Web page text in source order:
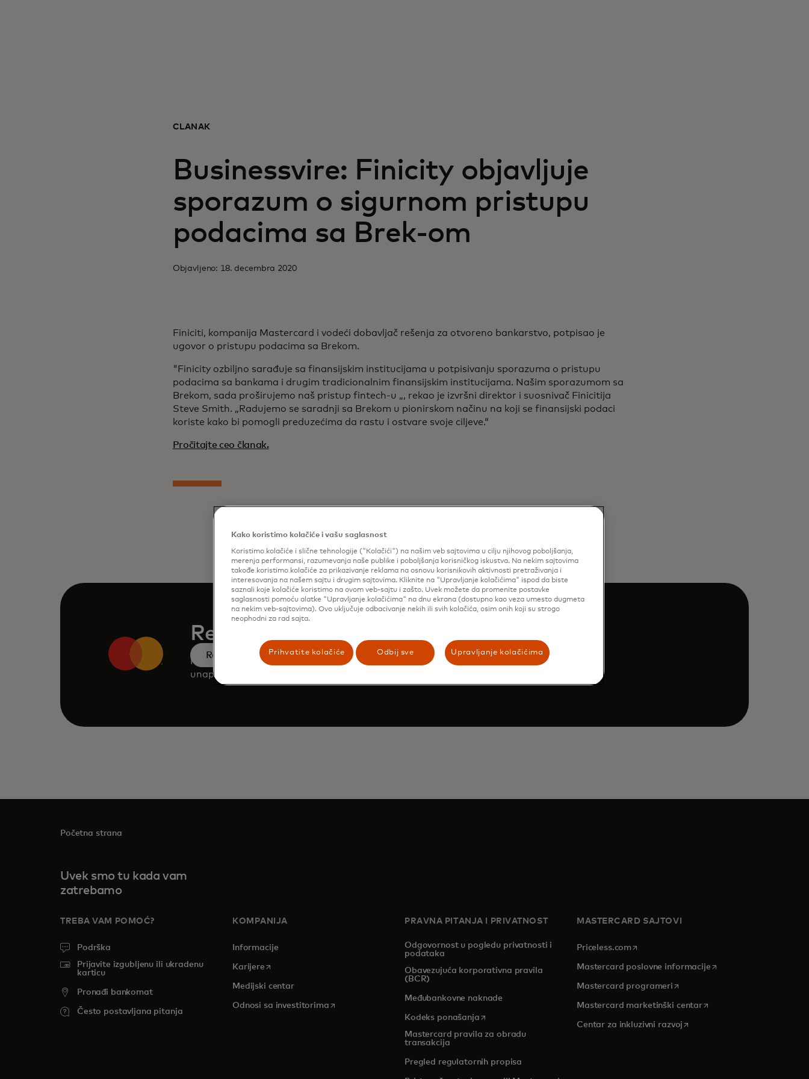
ČLANAK
Businessvire: Finicity objavljuje
sporazum o sigurnom pristupu
podacima sa Brek-om
Objavljeno: 18. decembra 2020
Finiciti, kompanija Mastercard i vodeći dobavljač rešenja za otvoreno bankarstvo, potpisao je
ugovor o pristupu podacima sa Brekom.
"Finicity ozbiljno sarađuje sa finansijskim institucijama u potpisivanju sporazuma o pristupu
podacima sa bankama i drugim tradicionalnim finansijskim institucijama. Našim sporazumom sa
Brekom, sada proširujemo naš pristup fintech-u „, rekao je izvršni direktor i suosnivač Finicitija
Steve Smith. „Radujemo se saradnji sa Brekom u pionirskom načinu na koji se finansijski podaci
koriste kako bi pomogli preduzećima da rastu i ostvare svoje ciljeve.“
Pročitajte ceo članak.
Rezervišite demonstraciju
Konsultujte naš tim kako biste saznali na koji način Mastercard može
unapijrediti vaše poslovanje kroz naše proizvode i usluge.
Rezervišite demonstraciju
Početna strana
Uvek smo tu kada vam
zatrebamo
TREBA VAM POMOĆ?
Podrška
Prijavite izgubljenu ili ukradenu
karticu
Pronađi bankomat
Često postavljana pitanja
KOMPANIJA
Informacije
Karijereopens in a new tab
Medijski centar
Odnosi sa investitorimaopens in a new tab
PRAVNA PITANJA I PRIVATNOST
Odgovornost u pogledu privatnosti i
podataka
Obavezujuća korporativna pravila
(BCR)
Međubankovne naknade
Kodeks ponašanjaopens in a new tab
Mastercard pravila za obradu
transakcija
Pregled regulatornih propisa
MASTERCARD SAJTOVI
Priceless.com opens in a new tab
Mastercard poslovne informacijeopens in a new tab
Mastercard programeri opens in a new tab
Mastercard marketinški centaropens in a new tab
Centar za inkluzivni razvoj opens in a new tab
Kako koristimo kolačiće i vašu saglasnost
Koristimo kolačiće i slične tehnologije ("Kolačići") na našim veb sajtovima u cilju njihovog poboljšanja,
merenja performansi, razumevanja naše publike i poboljšanja korisničkog iskustva. Na nekim sajtovima
takođe koristimo kolačiće za prikazivanje reklama na osnovu korisnikovih aktivnosti pretraživanja i
interesovanja na našem sajtu i drugim sajtovima. Kliknite na "Upravljanje kolačićima" ispod da biste
saznali koje kolačiće koristimo na ovom veb-sajtu i zašto. Uvek možete da promenite postavke
saglasnosti pomoću alatke "Upravljanje kolačićima" na dnu ekrana (dostupno kao veza umesto dugmeta
na nekim veb-sajtovima). Ovo uključuje odbacivanje nekih ili svih kolačića, osim onih koji su strogo
neophodni za rad sajta.
Prihvatite kolačiće Odbij sve Upravljanje kolačićima